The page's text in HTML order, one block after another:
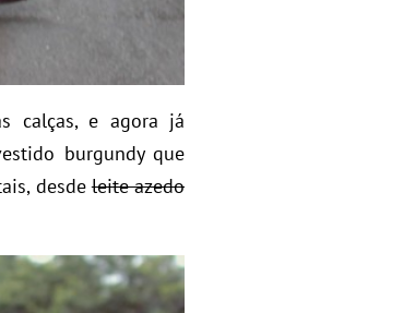
calças, e agora já
burgundy que
desdeleite azedo